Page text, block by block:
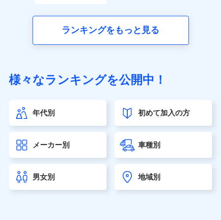
（https://www.sonylife.co.jp）
第一ネオ生命保険株式会社（https://neofirst.co.jp/）
大樹生命保険株式会社（https://www.taiju-life.co.jp）
seimei.co.jp）
チューリッヒ生命保険株式会社
東京海上日動あんしん生命保険株式会社
（https://www.tmn-anshin.co.jp/）
ランキングをもっと見る
様々なランキングを公開中！
年代別 初めて加入の方
メーカー別 車種別
男女別 地域別